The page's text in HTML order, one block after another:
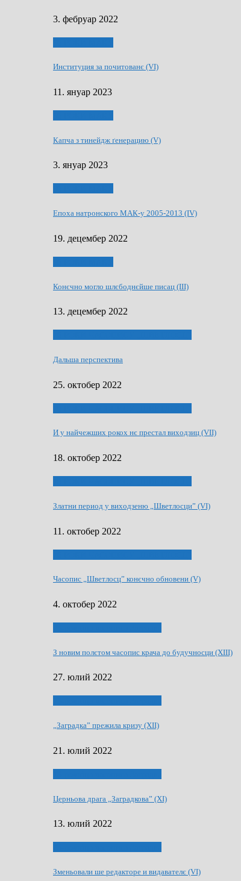
3. фебруар 2022
Институция за почитованє (VI)
11. януар 2023
Капча з тинейдж ґенерацию (V)
3. януар 2023
Епоха натронского МАК-у 2005-2013 (IV)
19. децембер 2022
Конєчно могло шлєбоднєйше писац (III)
13. децембер 2022
Дальша перспектива
25. октобер 2022
И у найчежших рокох нє престал виходзиц (VII)
18. октобер 2022
Златни период у виходзеню „Шветлосци” (VI)
11. октобер 2022
Часопис „Шветлосц” конєчно обновени (V)
4. октобер 2022
З новим полєтом часопис крача до будучносци (XIII)
27. юлий 2022
„Заградка” прежила кризу (XII)
21. юлий 2022
Церньова драга „Заградкова” (XI)
13. юлий 2022
Зменьовали ше редакторе и видавателє (VI)